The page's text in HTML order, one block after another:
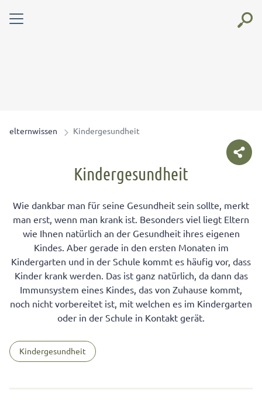
elternwissen Kindergesundheit
Kindergesundheit
Wie dankbar man für seine Gesundheit sein sollte, merkt
man erst, wenn man krank ist. Besonders viel liegt Eltern
wie Ihnen natürlich an der Gesundheit ihres eigenen
Kindes. Aber gerade in den ersten Monaten im
Kindergarten und in der Schule kommt es häufig vor, dass
Kinder krank werden. Das ist ganz natürlich, da dann das
Immunsystem eines Kindes, das von Zuhause kommt,
noch nicht vorbereitet ist, mit welchen es im Kindergarten
oder in der Schule in Kontakt gerät.
Kindergesundheit